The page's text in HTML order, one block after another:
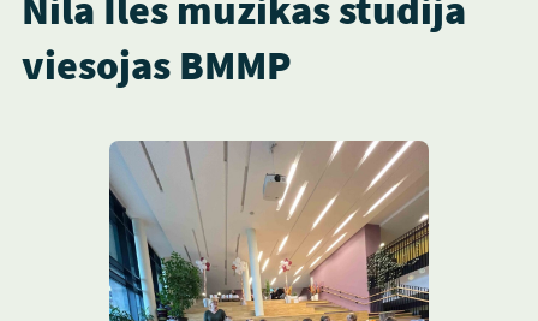
viesojas BMMP